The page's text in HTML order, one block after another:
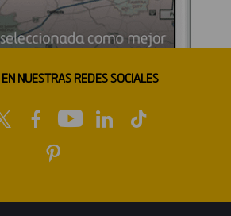
NUESTRAS REDES SOCIALES